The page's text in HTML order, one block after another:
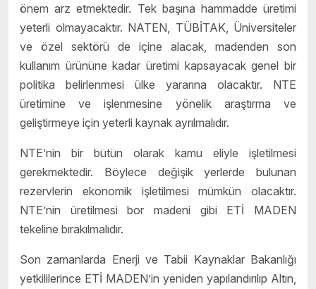
önem arz etmektedir. Tek başına hammadde üretimi
yeterli olmayacaktır. NATEN, TÜBİTAK, Üniversiteler
ve özel sektörü de içine alacak, madenden son
kullanım ürününe kadar üretimi kapsayacak genel bir
politika belirlenmesi ülke yararına olacaktır. NTE
üretimine ve işlenmesine yönelik araştırma ve
geliştirmeye için yeterli kaynak ayrılmalıdır.
NTE’nin bir bütün olarak kamu eliyle işletilmesi
gerekmektedir. Böylece değişik yerlerde bulunan
rezervlerin ekonomik işletilmesi mümkün olacaktır.
NTE’nin üretilmesi bor madeni gibi ETİ MADEN
tekeline bırakılmalıdır.
Son zamanlarda Enerji ve Tabii Kaynaklar Bakanlığı
yetkililerince ETİ MADEN’in yeniden yapılandırılıp Altın,